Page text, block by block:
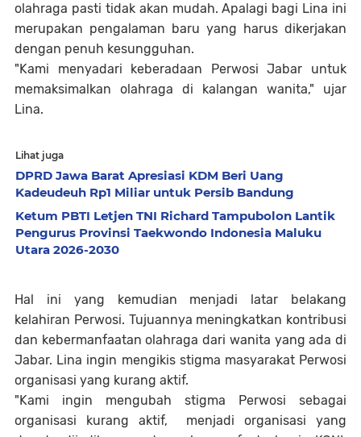
olahraga pasti tidak akan mudah. Apalagi bagi Lina ini
merupakan pengalaman baru yang harus dikerjakan
dengan penuh kesungguhan.
"Kami menyadari keberadaan Perwosi Jabar untuk
memaksimalkan olahraga di kalangan wanita," ujar
Lina.
Lihat juga
DPRD Jawa Barat Apresiasi KDM Beri Uang
Kadeudeuh Rp1 Miliar untuk Persib Bandung
Ketum PBTI Letjen TNI Richard Tampubolon Lantik
Pengurus Provinsi Taekwondo Indonesia Maluku
Utara 2026-2030
Hal ini yang kemudian menjadi latar belakang
kelahiran Perwosi. Tujuannya meningkatkan kontribusi
dan kebermanfaatan olahraga dari wanita yang ada di
Jabar. Lina ingin mengikis stigma masyarakat Perwosi
organisasi yang kurang aktif.
"Kami ingin mengubah stigma Perwosi sebagai
organisasi kurang aktif, menjadi organisasi yang